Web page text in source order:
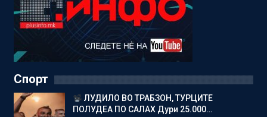
Спорт
ЛУДИЛО ВО ТРАБЗОН, ТУРЦИТЕ
ПОЛУДЕА ПО САЛАХ Дури 25.000…